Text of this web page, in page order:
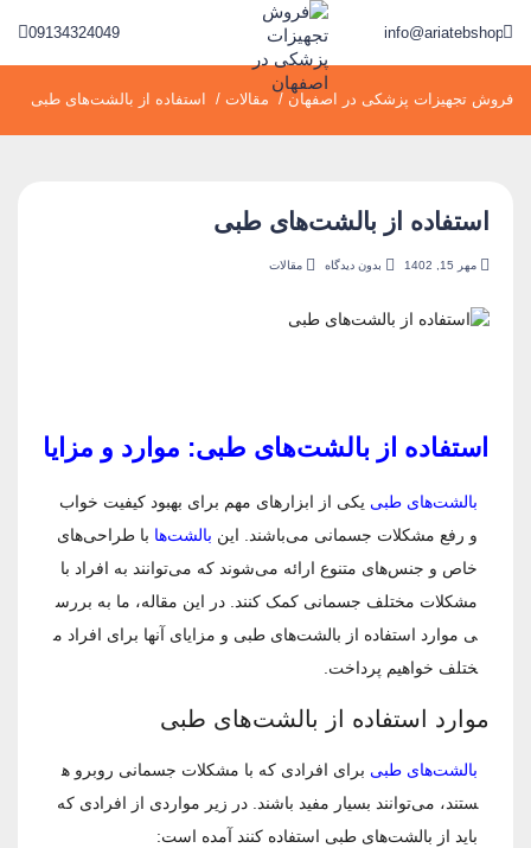
info@ariatebshop.ir
09134324049
فروش تجهیزات پزشکی در اصفهان / مقالات / استفاده از بالشت‌های طبی
استفاده از بالشت‌های طبی
مهر 15, 1402 بدون دیدگاه مقالات
استفاده از بالشت‌های طبی: موارد و مزایا
بالشت‌های طبی یکی از ابزارهای مهم برای بهبود کیفیت خواب
و رفع مشکلات جسمانی می‌باشند. این بالشت‌ها با طراحی‌های
خاص و جنس‌های متنوع ارائه می‌شوند که می‌توانند به افراد با
مشکلات مختلف جسمانی کمک کنند. در این مقاله، ما به بررس
ی موارد استفاده از بالشت‌های طبی و مزایای آنها برای افراد م
ختلف خواهیم پرداخت.
موارد استفاده از بالشت‌های طبی
بالشت‌های طبی برای افرادی که با مشکلات جسمانی روبرو ه
ستند، می‌توانند بسیار مفید باشند. در زیر مواردی از افرادی که
باید از بالشت‌های طبی استفاده کنند آمده است: